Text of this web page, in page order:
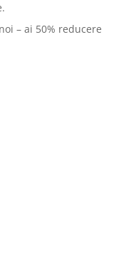
– ai 50% reducere